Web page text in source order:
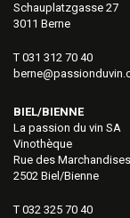
Schauplatzgasse 27
3011 Berne
T 031 312 70 40
BIEL/BIENNE
La passion du vin SA
Vinothèque
Rue des
2502 Biel/Bienne
T 032 325 70 40